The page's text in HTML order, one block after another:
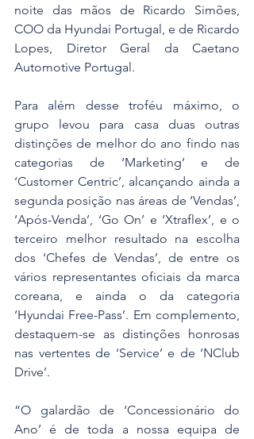
noite das mãos de Ricardo Simões,
COO da Hyundai Portugal, e de Ricardo
Lopes, Diretor Geral da Caetano
Automotive Portugal.
Para além desse troféu máximo, o
grupo levou para casa duas outras
distinções de melhor do ano findo nas
categorias de ‘Marketing’ e de
‘Customer Centric’, alcançando ainda a
segunda posição nas áreas de ‘Vendas’,
‘Após-Venda’, ‘Go On’ e ‘Xtraflex’, e o
terceiro melhor resultado na escolha
dos ‘Chefes de Vendas’, de entre os
vários representantes oficiais da marca
coreana, e ainda o da categoria
‘Hyundai Free-Pass’. Em complemento,
destaquem-se as distinções honrosas
nas vertentes de ‘Service’ e de ‘NClub
Drive’.
“O galardão de ‘Concessionário do
Ano’ é de toda a nossa equipa de